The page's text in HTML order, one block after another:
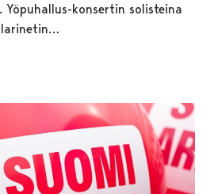
konsertin solisteina